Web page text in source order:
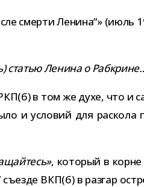
смерти Ленина“» (июль
ста­тью Ленина о
в том же духе, что и
и усло­вий для рас­кола
, кото­рый в
ВКП(б) в раз­гар